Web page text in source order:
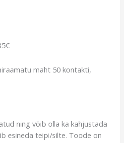
maht 50 kontakti,
ning võib olla ka kahjustada
esineda teipi/silte. Toode on